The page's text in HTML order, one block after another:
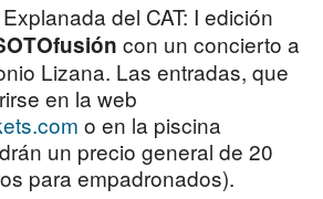
del CAT: I edición
con un concierto a
Lizana. Las entradas, que
en la web
o en la piscina
un precio general de 20
para empadronados).